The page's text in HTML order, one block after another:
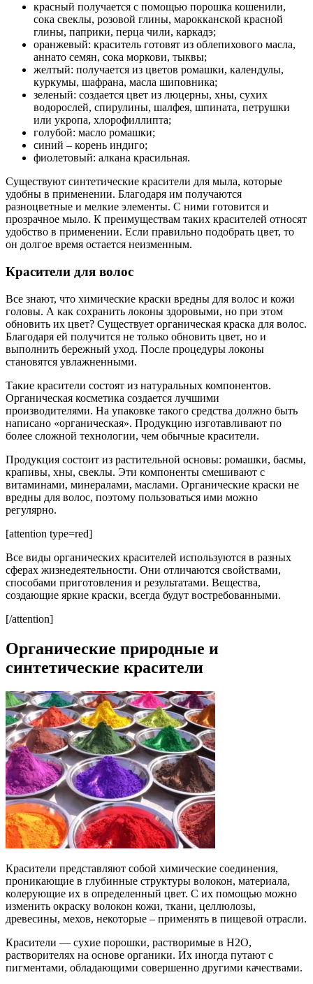
красный получается с помощью порошка кошенили,
сока свеклы, розовой глины, марокканской красной
глины, паприки, перца чили, каркадэ;
оранжевый: краситель готовят из облепихового масла,
аннато семян, сока моркови, тыквы;
желтый: получается из цветов ромашки, календулы,
куркумы, шафрана, масла шиповника;
зеленый: создается цвет из люцерны, хны, сухих
водорослей, спирулины, шалфея, шпината, петрушки
или укропа, хлорофиллипта;
голубой: масло ромашки;
синий – корень индиго;
фиолетовый: алкана красильная.
Существуют синтетические красители для мыла, которые
удобны в применении. Благодаря им получаются
разноцветные и мелкие элементы. С ними готовится и
прозрачное мыло. К преимуществам таких красителей относят
удобство в применении. Если правильно подобрать цвет, то
он долгое время остается неизменным.
Красители для волос
Все знают, что химические краски вредны для волос и кожи
головы. А как сохранить локоны здоровыми, но при этом
обновить их цвет? Существует органическая краска для волос.
Благодаря ей получится не только обновить цвет, но и
выполнить бережный уход. После процедуры локоны
становятся увлажненными.
Такие красители состоят из натуральных компонентов.
Органическая косметика создается лучшими
производителями. На упаковке такого средства должно быть
написано «органическая». Продукцию изготавливают по
более сложной технологии, чем обычные красители.
Продукция состоит из растительной основы: ромашки, басмы,
крапивы, хны, свеклы. Эти компоненты смешивают с
витаминами, минералами, маслами. Органические краски не
вредны для волос, поэтому пользоваться ими можно
регулярно.
[attention type=red]
Все виды органических красителей используются в разных
сферах жизнедеятельности. Они отличаются свойствами,
способами приготовления и результатами. Вещества,
создающие яркие краски, всегда будут востребованными.
[/attention]
Органические природные и
синтетические красители
Красители представляют собой химические соединения,
проникающие в глубинные структуры волокон, материала,
колерующие их в определенный цвет. С их помощью можно
изменить окраску волокон кожи, ткани, целлюлозы,
древесины, мехов, некоторые – применять в пищевой отрасли.
Красители — сухие порошки, растворимые в H2O,
растворителях на основе органики. Их иногда путают с
пигментами, обладающими совершенно другими качествами.